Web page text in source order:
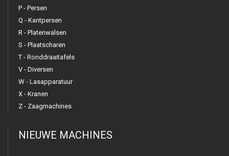
P - Persen
Q - Kantpersen
R - Platenwalsen
S - Plaatscharen
T - Ronddraaitafels
V - Diversen
W - Lasapparatuur
X - Kranen
Z - Zaagmachines
NIEUWE MACHINES